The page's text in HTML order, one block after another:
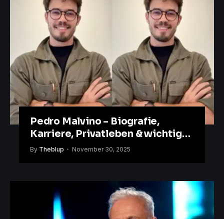
Pedro Malvino – Biografie,
Karriere, Privatleben & wichtige
Fakten
By Theblup November 30, 2025